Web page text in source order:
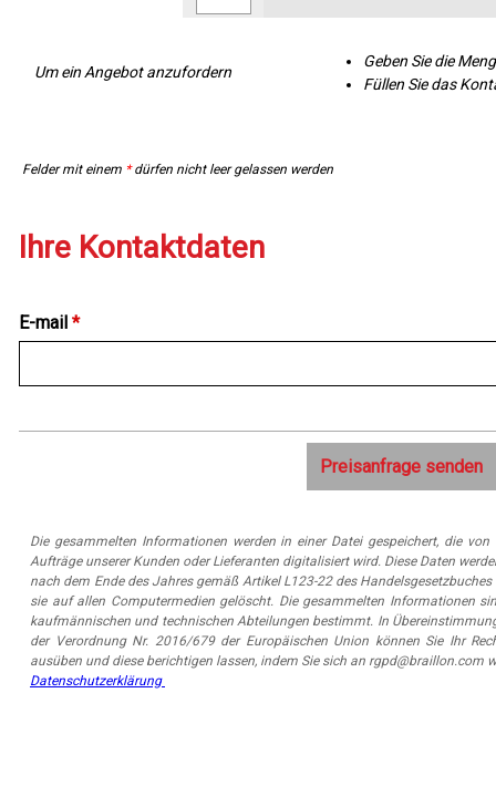
Um ein Angebot anzufordern
Geben Sie die
Füllen Sie das
Felder mit einem *dürfen nicht leer gelassen werden
Ihre Kontaktdaten
E-mail *
Die gesammelten Informationen werden in einer Datei gespeichert, die von
Aufträge unserer Kunden oder Lieferanten digitalisiert wird. Diese Daten
nach dem Ende des Jahres gemäß Artikel L123-22 des
sie auf allen Computermedien gelöscht. Die gesammelten Informationen
kaufmännischen und technischen Abteilungen bestimmt. In
der Verordnung Nr. 2016/679 der Europäischen Union können Sie Ihr
ausüben und diese berichtigen lassen, indem Sie sich an rgpd@braillon.com
Datenschutzerklärung